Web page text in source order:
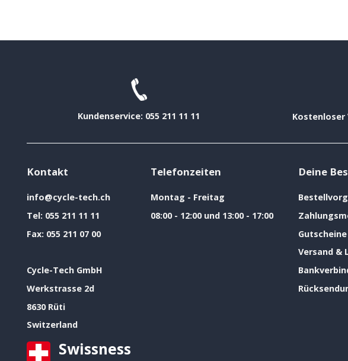
Kundenservice: 055 211 11 11 Kostenloser
Kontakt
info@cycle-tech.ch
Tel: 055 211 11 11
Fax: 055 211 07 00
Cycle-Tech GmbH
Werkstrasse 2d
8630 Rüti
Switzerland
Telefonzeiten
Montag - Freitag
08:00 - 12:00 und 13:00 - 17:00
Deine
Gutscheine
Versand &
Swissness